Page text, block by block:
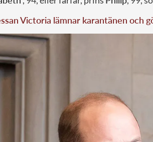
Victoria lämnar karantänen och